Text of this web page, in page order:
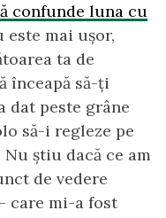
confunde luna cu
este mai ușor,
ta de
înceapă să-ți
dat peste grâne
să-i regleze pe
știu dacă ce am
de vedere
care mi-a fost